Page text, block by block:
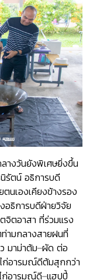
างวันยังพิเศษยิ่งขึ้น
รัตน์ อธิการบดี
นเองเคียงข้างรอง
อธิการบดีฝ่ายวิจัย
จิตอาสา ที่ร่วมแรง
ามกลางสายฝนที่
มาม่าต้ม–ผัด ต่อ
ก่อารมณ์ดีต้มสุกกว่า
ก่อารมณ์ดี–แฮปปี้